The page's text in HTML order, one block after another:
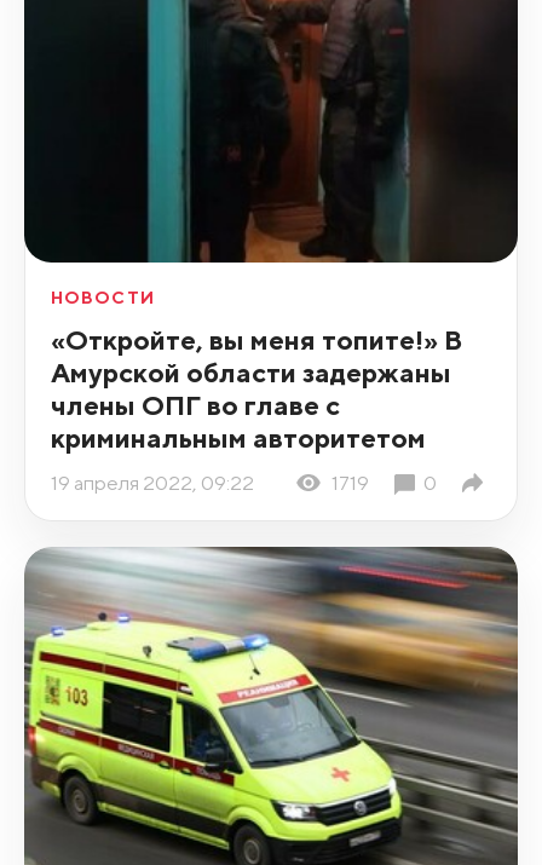
НОВОСТИ
«Откройте, вы меня топите!» В
Амурской области задержаны
члены ОПГ во главе с
криминальным авторитетом
19 апреля 2022, 09:22 1719 0